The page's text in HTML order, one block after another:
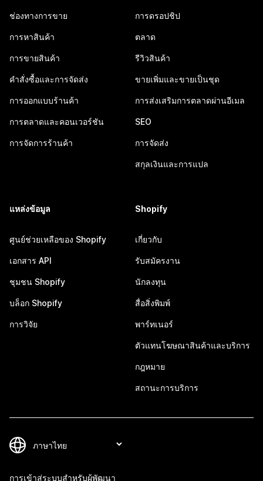
ช่องทางการขาย
การหาสินค้า
การขายสินค้า
คำสั่งซื้อและการจัดส่ง
การออกแบบร้านค้า
การตลาดและคอนเวอร์ชัน
การจัดการร้านค้า
การดรอปชิป
ตลาด
รีวิวสินค้า
ขายเพิ่มและขายเป็นชุด
การส่งเสริมการตลาดผ่านอีเมล
SEO
การจัดส่ง
สกุลเงินและการแปล
แหล่งข้อมูล
ศูนย์ช่วยเหลือของ Shopify
เอกสาร API
ชุมชน Shopify
บล็อก Shopify
การวิจัย
Shopify
เกี่ยวกับ
รับสมัครงาน
นักลงทุน
สื่อสิ่งพิมพ์
พาร์ทเนอร์
ตัวแทนโฆษณาสินค้าและบริการ
กฎหมาย
สถานะการบริการ
การเข้าสู่ระบบสำหรับผู้พัฒนา